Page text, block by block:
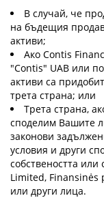
В случай, че
на бъдещия
активи;
Ако Contis
"Contis" UAB или
активи са
трета страна; или
Трета страна,
споделим Вашите
законови
условия и други
собствеността или
Limited, Finansinės
или други лица.